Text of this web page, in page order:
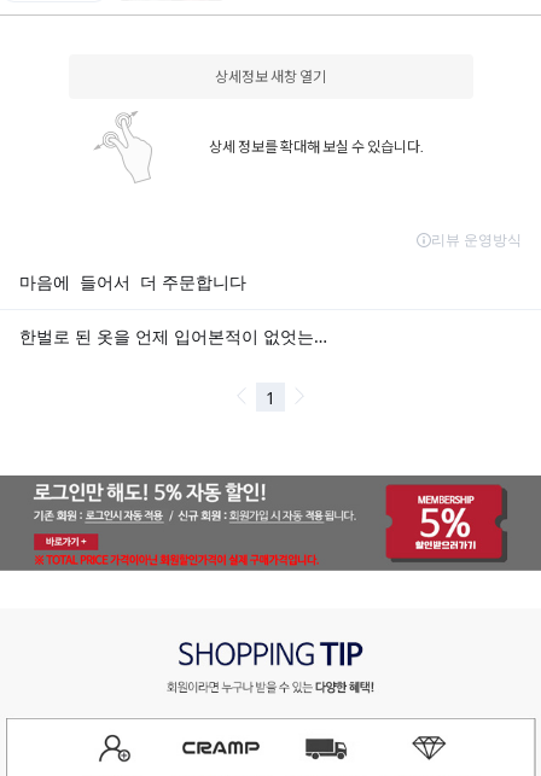
상세정보 새창 열기
상세 정보를 확대해 보실 수 있습니다.